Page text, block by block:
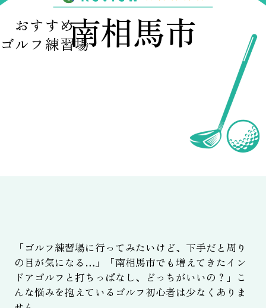
南相馬市
おすすめ
ゴルフ練習場
「ゴルフ練習場に行ってみたいけど、下手だと周り
の目が気になる…」「南相馬市でも増えてきたイン
ドアゴルフと打ちっぱなし、どっちがいいの？」こ
んな悩みを抱えているゴルフ初心者は少なくありま